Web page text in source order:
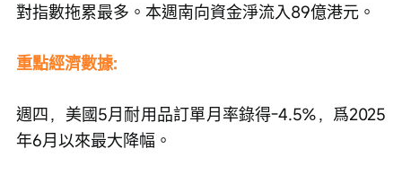
對指數拖累最多。本週南向資金淨流入89億港元。
重點經濟數據:
週四，美國5月耐用品訂單月率錄得-4.5%，爲2025
年6月以來最大降幅。